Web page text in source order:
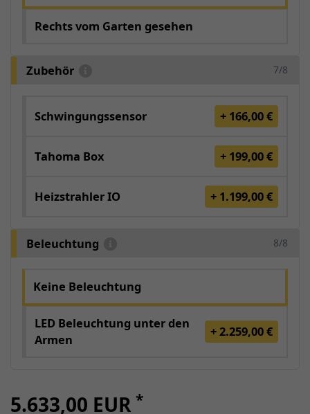
Rechts vom Garten gesehen
Zubehör 7/8
Schwingungssensor + 166,00 €
Tahoma Box + 199,00 €
Heizstrahler IO + 1.199,00 €
Beleuchtung 8/8
Keine Beleuchtung
LED Beleuchtung unter den
Armen
+ 2.259,00 €
5.633,00 EUR *